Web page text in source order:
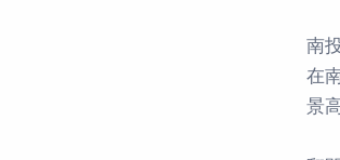
南
在
景